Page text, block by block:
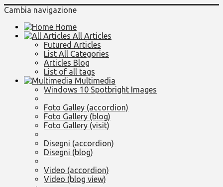
Cambia navigazione
Home
All Articles
Futured Articles
List All Categories
Articles Blog
List of all tags
Multimedia
Windows 10 Spotbright Images
Foto Galley (accordion)
Foto Gallery (blog)
Foto Gallery (visit)
Disegni (accordion)
Disegni (blog)
Video (accordion)
Video (blog view)